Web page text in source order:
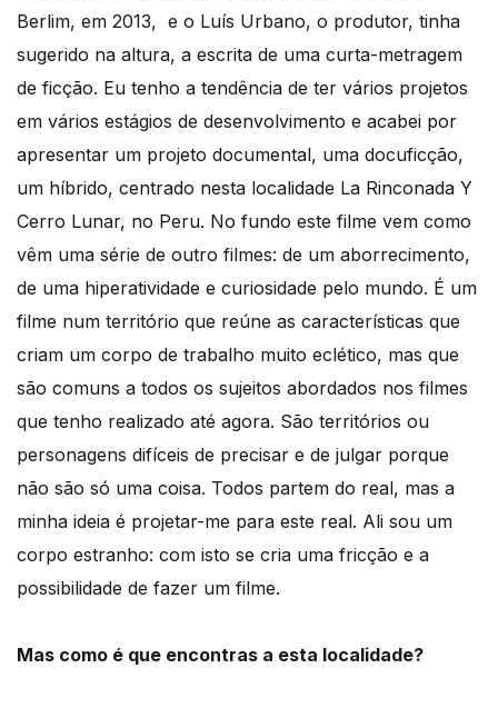
Berlim, em 2013, e o Luís Urbano, o produtor, tinha
sugerido na altura, a escrita de uma curta-metragem
de ficção. Eu tenho a tendência de ter vários projetos
em vários estágios de desenvolvimento e acabei por
apresentar um projeto documental, uma docuficção,
um híbrido, centrado nesta localidade La Rinconada Y
Cerro Lunar, no Peru. No fundo este filme vem como
vêm uma série de outro filmes: de um aborrecimento,
de uma hiperatividade e curiosidade pelo mundo. É um
filme num território que reúne as características que
criam um corpo de trabalho muito eclético, mas que
são comuns a todos os sujeitos abordados nos filmes
que tenho realizado até agora. São territórios ou
personagens difíceis de precisar e de julgar porque
não são só uma coisa. Todos partem do real, mas a
minha ideia é projetar-me para este real. Ali sou um
corpo estranho: com isto se cria uma fricção e a
possibilidade de fazer um filme.
Mas como é que encontras a esta localidade?